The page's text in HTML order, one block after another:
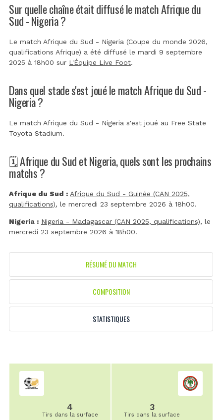
Sur quelle chaîne était diffusé le match Afrique du
Sud - Nigeria ?
Le match Afrique du Sud - Nigeria (Coupe du monde 2026,
qualifications Afrique) a été diffusé le mardi 9 septembre
2025 à 18h00 sur L'Équipe Live Foot.
Dans quel stade s'est joué le match Afrique du Sud -
Nigeria ?
Le match Afrique du Sud - Nigeria s'est joué au Free State
Toyota Stadium.
🗓️ Afrique du Sud et Nigeria, quels sont les prochains
matchs ?
Afrique du Sud : Afrique du Sud - Guinée (CAN 2025,
qualifications), le mercredi 23 septembre 2026 à 18h00.
Nigeria : Nigeria - Madagascar (CAN 2025, qualifications), le
mercredi 23 septembre 2026 à 18h00.
RÉSUMÉ DU MATCH
COMPOSITION
STATISTIQUES
4
Tirs dans la surface
3
Tirs dans la surface